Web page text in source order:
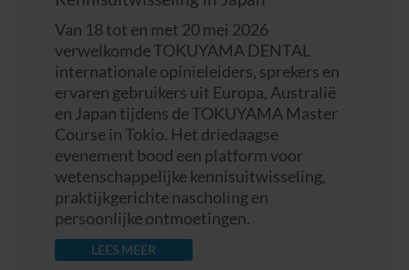
Van 18 tot en met 20 mei 2026
verwelkomde TOKUYAMA DENTAL
internationale opinieleiders, sprekers en
ervaren gebruikers uit Europa, Australië
en Japan tijdens de TOKUYAMA Master
Course in Tokio. Het driedaagse
evenement bood een platform voor
wetenschappelijke kennisuitwisseling,
praktijkgerichte nascholing en
persoonlijke ontmoetingen.
LEES MEER